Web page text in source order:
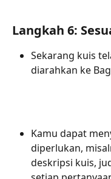
Langkah 6:
Sekarang kuis
diarahkan ke
Kamu dapat
diperlukan,
deskripsi kuis,